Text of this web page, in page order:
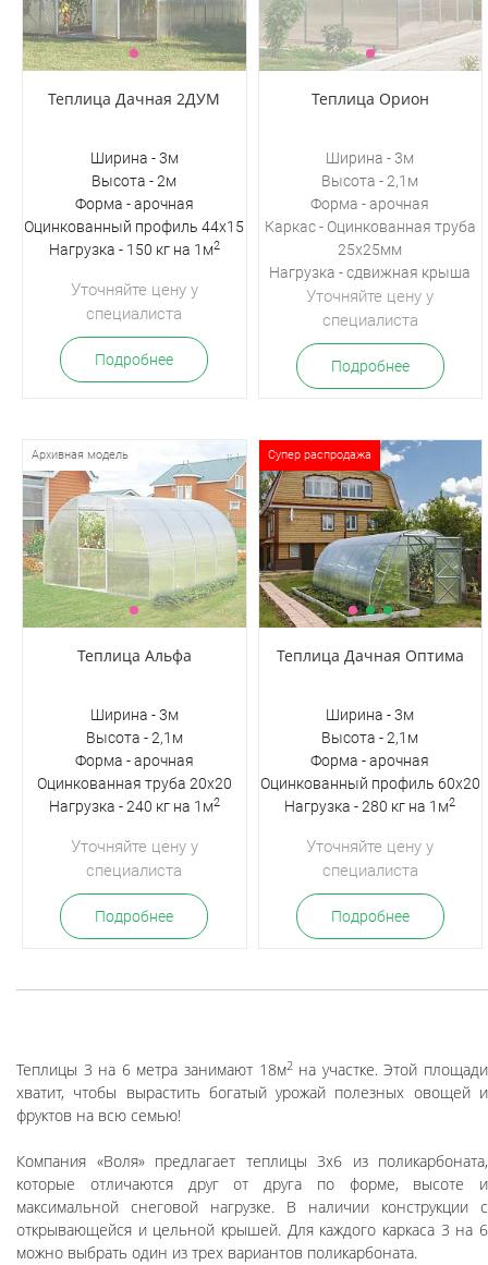
Теплица Дачная 2ДУМ
Ширина - 3м
Высота - 2м
Форма - арочная
Оцинкованный профиль 44х15
Нагрузка - 150 кг на 1м2
Уточняйте цену у
специалиста
Подробнее
Теплица Орион
Ширина - 3м
Высота - 2,1м
Форма - арочная
Каркас - Оцинкованная труба
25х25мм
Нагрузка -сдвижная крыша
Уточняйте цену у
специалиста
Подробнее
Архивная модель
Теплица Альфа
Ширина - 3м
Высота - 2,1м
Форма - арочная
Оцинкованная труба 20х20
Нагрузка - 240 кг на 1м2
Уточняйте цену у
специалиста
Подробнее
Супер распродажа
Теплица Дачная Оптима
Ширина - 3м
Высота - 2,1м
Форма - арочная
Оцинкованный профиль 60х20
Нагрузка - 280 кг на 1м2
Уточняйте цену у
специалиста
Подробнее
Теплицы 3 на 6 метра занимают 18м2на участке. Этой площади
хватит, чтобы вырастить богатый урожай полезных овощей и
фруктов на всю семью!
Компания «Воля» предлагает теплицы 3х6 из поликарбоната,
которые отличаются друг от друга по форме, высоте и
максимальной снеговой нагрузке. В наличии конструкции с
открывающейся и цельной крышей. Для каждого каркаса 3 на 6
можно выбрать один из трех вариантов поликарбоната.